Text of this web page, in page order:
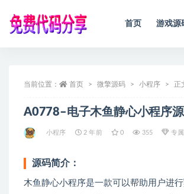
首页 游戏源
当前位置： 首页 微擎源码 小程序 正
A0778–电子木鱼静心小程序
小程序 2 年前 0 355 专属
源码简介：
木鱼静心小程序是一款可以帮助用户进